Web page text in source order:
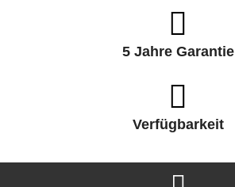
5 Jahre Garantie
Verfügbarkeit